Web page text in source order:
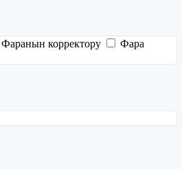
Фаранын корректору
Фара